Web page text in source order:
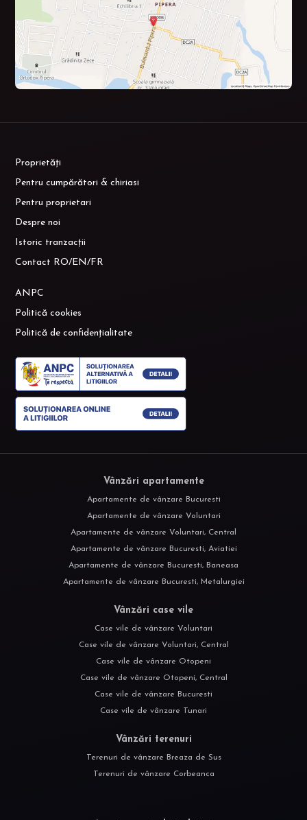
Proprietăți
Pentru cumpărători & chiriasi
Pentru proprietari
Despre noi
Istoric tranzacții
Contact RO/EN/FR
ANPC
Politică cookies
Politică de confidențialitate
Vânzări apartamente
Apartamente de vânzare Bucuresti
Apartamente de vânzare Voluntari
Apartamente de vânzare Voluntari, Central
Apartamente de vânzare Bucuresti, Aviatiei
Apartamente de vânzare Bucuresti, Baneasa
Apartamente de vânzare Bucuresti, Metalurgiei
Vânzări case vile
Case vile de vânzare Voluntari
Case vile de vânzare Voluntari, Central
Case vile de vânzare Otopeni
Case vile de vânzare Otopeni, Central
Case vile de vânzare Bucuresti
Case vile de vânzare Tunari
Vânzări terenuri
Terenuri de vânzare Breaza de Sus
Terenuri de vânzare Corbeanca